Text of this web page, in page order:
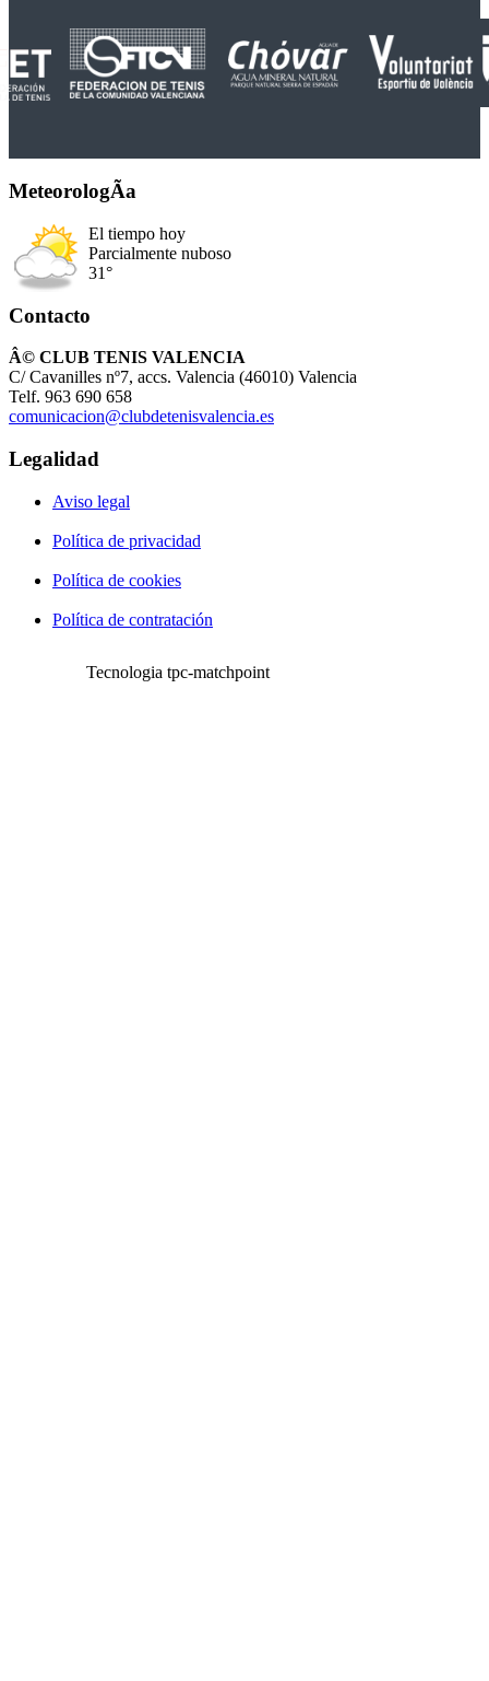
MeteorologÃ­a
El tiempo hoy
Parcialmente nuboso
31°
Contacto
Â© CLUB TENIS VALENCIA
C/ Cavanilles nº7, accs. Valencia (46010) Valencia
Telf. 963 690 658
comunicacion@clubdetenisvalencia.es
Legalidad
Aviso legal
Política de privacidad
Política de cookies
Política de contratación
Tecnologia tpc-matchpoint